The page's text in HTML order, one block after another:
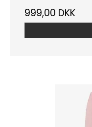
999,00 DKK